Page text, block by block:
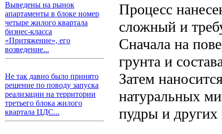
Выведены на рынок
апартаменты в блоке номер
четыре жилого квартала
бизнес-класса
«Притяжение», его
возведение...
Не так давно было принято
решение по поводу запуска
реализации на территории
третьего блока жилого
квартала ЦДС...
Процесс
сложный и
Сначала на
грунта и
Затем
натуральных
пудры и других